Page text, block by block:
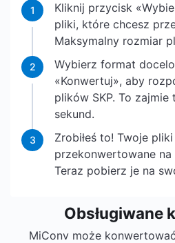
1
Kliknij przycisk
pliki, które chcesz
Maksymalny rozmiar
2
Wybierz format
«Konwertuj», aby
plików SKP. To zajmie
sekund.
3
Zrobiłeś to! Twoje pliki
przekonwertowane
Teraz pobierz je na
Obsługiwane
MiConv może